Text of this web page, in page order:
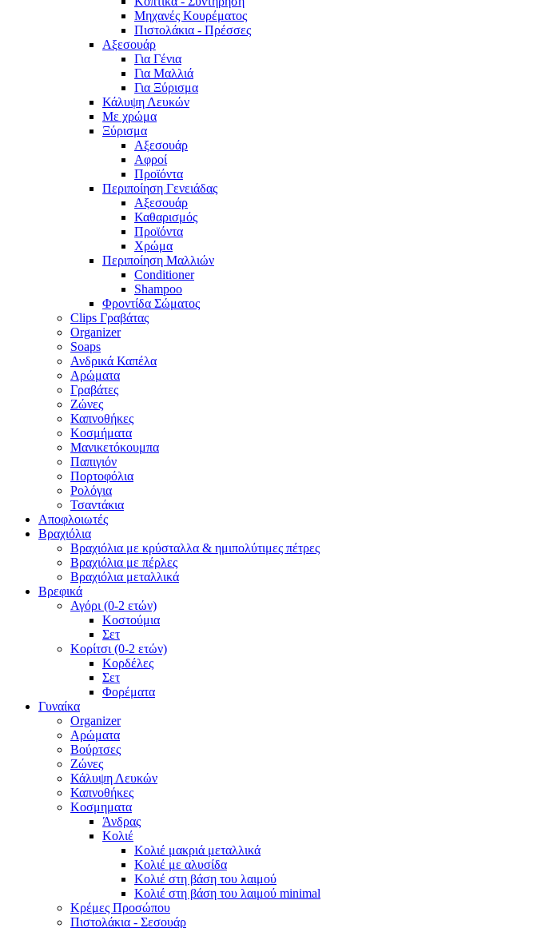
Μηχανές Κουρέματος
Πιστολάκια - Πρέσσες
Αξεσουάρ
Για Γένια
Για Μαλλιά
Για Ξύρισμα
Κάλυψη Λευκών
Με χρώμα
Ξύρισμα
Αξεσουάρ
Αφροί
Προϊόντα
Περιποίηση Γενειάδας
Αξεσουάρ
Καθαρισμός
Προϊόντα
Χρώμα
Περιποίηση Μαλλιών
Conditioner
Shampoo
Φροντίδα Σώματος
Clips Γραβάτας
Organizer
Soaps
Ανδρικά Καπέλα
Αρώματα
Γραβάτες
Ζώνες
Καπνοθήκες
Κοσμήματα
Μανικετόκουμπα
Παπιγιόν
Πορτοφόλια
Ρολόγια
Τσαντάκια
Αποφλοιωτές
Βραχιόλια
Βραχιόλια με κρύσταλλα & ημιπολύτιμες πέτρες
Βραχιόλια με πέρλες
Βραχιόλια μεταλλικά
Βρεφικά
Αγόρι (0-2 ετών)
Κοστούμια
Σετ
Κορίτσι (0-2 ετών)
Κορδέλες
Σετ
Φορέματα
Γυναίκα
Organizer
Αρώματα
Βούρτσες
Ζώνες
Κάλυψη Λευκών
Καπνοθήκες
Κοσμηματα
Άνδρας
Κολιέ
Κολιέ μακριά μεταλλικά
Κολιέ με αλυσίδα
Κολιέ στη βάση του λαιμού
Κολιέ στη βάση του λαιμού minimal
Κρέμες Προσώπου
Πιστολάκια - Σεσουάρ